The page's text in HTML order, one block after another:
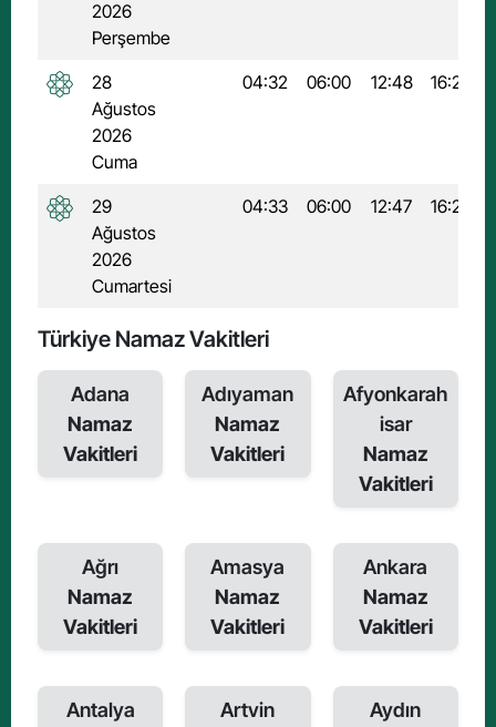
2026
Perşembe
28
Ağustos
2026
Cuma
04:32 06:00 12:48 16:29
29
Ağustos
2026
Cumartesi
04:33 06:00 12:47 16:28
Türkiye Namaz Vakitleri
Adana
Namaz
Vakitleri
Adıyaman
Namaz
Vakitleri
Afyonkarah
isar
Namaz
Vakitleri
Ağrı
Namaz
Vakitleri
Amasya
Namaz
Vakitleri
Ankara
Namaz
Vakitleri
Antalya
Artvin
Aydın